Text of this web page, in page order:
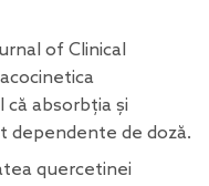
of Clinical
absorbția și
dependente de doză.
quercetinei